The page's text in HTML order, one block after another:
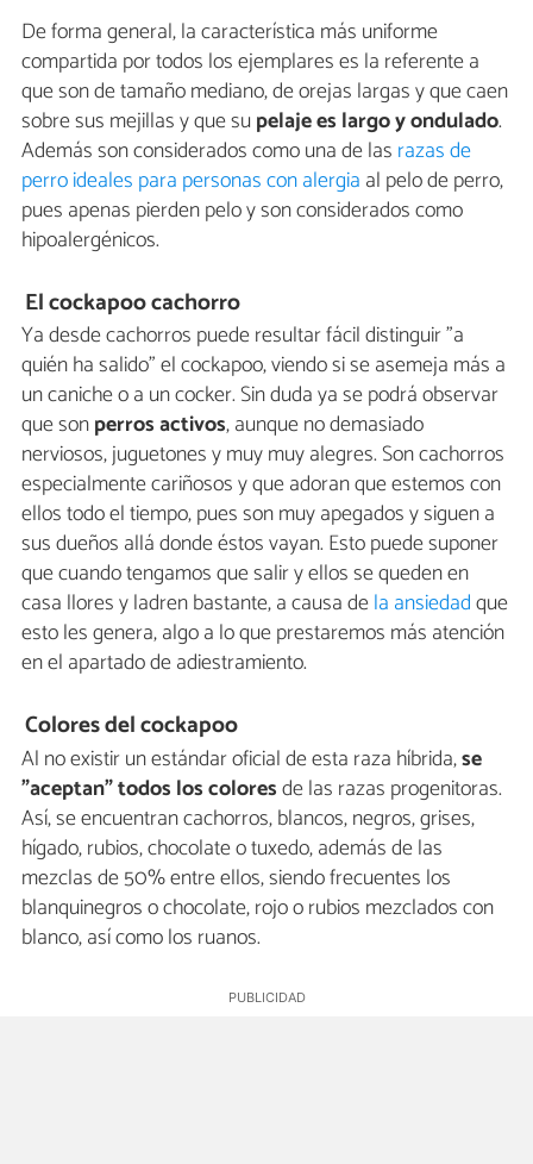
De forma general, la característica más uniforme
compartida por todos los ejemplares es la referente a
que son de tamaño mediano, de orejas largas y que caen
sobre sus mejillas y que supelaje es largo y ondulado.
Además son considerados como una de las razas de
perro ideales para personas con alergia al pelo de perro,
pues apenas pierden pelo y son considerados como
hipoalergénicos.
El cockapoo cachorro
Ya desde cachorros puede resultar fácil distinguir "a
quién ha salido" el cockapoo, viendo si se asemeja más a
un caniche o a un cocker. Sin duda ya se podrá observar
que sonperros activos, aunque no demasiado
nerviosos, juguetones y muy muy alegres. Son cachorros
especialmente cariñosos y que adoran que estemos con
ellos todo el tiempo, pues son muy apegados y siguen a
sus dueños allá donde éstos vayan. Esto puede suponer
que cuando tengamos que salir y ellos se queden en
casa llores y ladren bastante, a causa dela ansiedadque
esto les genera, algo a lo que prestaremos más atención
en el apartado de adiestramiento.
Colores del cockapoo
Al no existir un estándar oficial de esta raza híbrida,se
"aceptan" todos los coloresde las razas progenitoras.
Así, se encuentran cachorros, blancos, negros, grises,
hígado, rubios, chocolate o tuxedo, además de las
mezclas de 50% entre ellos, siendo frecuentes los
blanquinegros o chocolate, rojo o rubios mezclados con
blanco, así como los ruanos.